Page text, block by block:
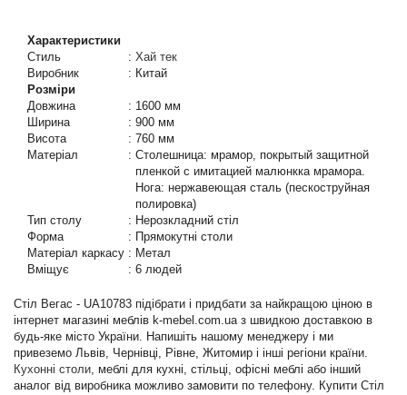
Характеристики
Стиль
: Хай тек
Виробник
: Китай
Розміри
Довжина
: 1600 мм
Ширина
: 900 мм
Висота
: 760 мм
Матеріал
: Столешница: мрамор, покрытый защитной
пленкой с имитацией малюнкка мрамора.
Нога: нержавеющая сталь (пескоструйная
полировка)
Тип столу
: Нерозкладний стіл
Форма
: Прямокутні столи
Матеріал каркасу : Метал
Вміщує
: 6 людей
Стіл Вегас - UA10783 підібрати і придбати за найкращою ціною в
інтернет магазині меблів k-mebel.com.ua з швидкою доставкою в
будь-яке місто України. Напишіть нашому менеджеру і ми
привеземо Львів, Чернівці, Рівне, Житомир і інші регіони країни.
Кухонні столи, меблі для кухні, стільці, офісні меблі або інший
аналог від виробника можливо замовити по телефону. Купити Стіл